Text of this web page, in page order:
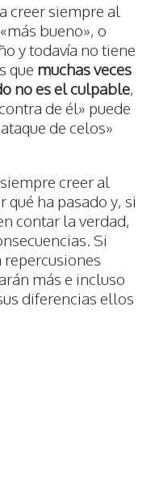
creer siempre al
bueno», o
y todavía no tiene
que muchas veces
no es el culpable,
de él» puede
de celos»
creer al
ha pasado y, si
contar la verdad,
Si
más e incluso
diferencias ellos